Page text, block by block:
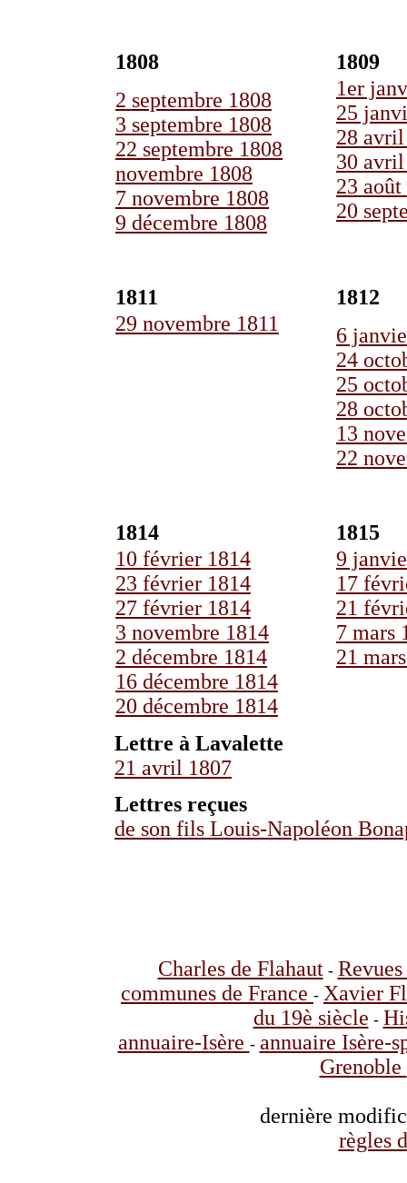
1808
1809
2 septembre 1808
3 septembre 1808
22 septembre 1808
novembre 1808
7 novembre 1808
9 décembre 1808
1er
25
28
30
23 août
20
1811
1812
29 novembre 1811
6
24
25
28
13
22
1814
1815
10 février 1814
23 février 1814
27 février 1814
3 novembre 1814
2 décembre 1814
16 décembre 1814
20 décembre 1814
9
17
21
7 mars
21
Lettre à Lavalette
21 avril 1807
Lettres reçues
de son fils Louis-Napoléon
Charles de Flahaut-
communes de France - Xavier
du 19è siècle -
annuaire-Isère - annuaire Isère-
Grenoble
dernière
règles